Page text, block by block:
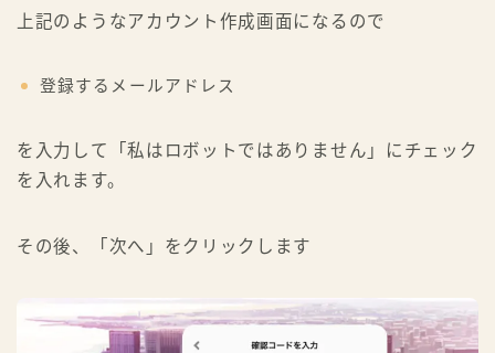
上記のようなアカウント作成画面になるので
登録するメールアドレス
を入力して「私はロボットではありません」にチェック
を入れます。
その後、「次へ」をクリックします